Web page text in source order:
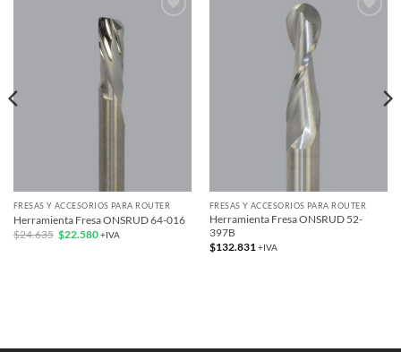
FRESAS Y ACCESORIOS PARA ROUTER
Herramienta Fresa ONSRUD 64-016
$24.635 El
precio
$22.580El+IVA
FRESAS Y ACCESORIOS PARA ROUTER
Herramienta Fresa ONSRUD 52-
397B
$132.831+IVA